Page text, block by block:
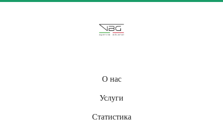
О нас
Услуги
Статистика